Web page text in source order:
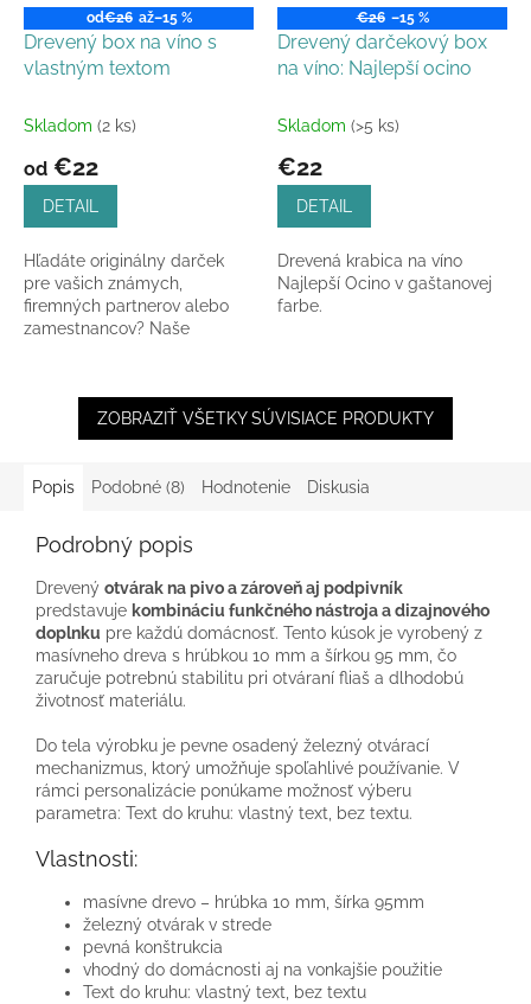
od€26 až–15 %
Drevený box na víno s
vlastným textom
Skladom (2 ks)
od €22
DETAIL
Hľadáte originálny darček
pre vašich známych,
firemných partnerov alebo
zamestnancov? Naše
€26 –15 %
Drevený darčekový box
na víno: Najlepší ocino
Skladom (>5 ks)
€22
DETAIL
Drevená krabica na víno
Najlepší Ocino v gaštanovej
farbe.
ZOBRAZIŤ VŠETKY SÚVISIACE PRODUKTY
Popis Podobné (8) Hodnotenie Diskusia
Podrobný popis
Drevený otvárak na pivo a zároveň aj podpivník
predstavuje kombináciu funkčného nástroja a dizajnového
doplnku pre každú domácnosť. Tento kúsok je vyrobený z
masívneho dreva s hrúbkou 10 mm a šírkou 95 mm, čo
zaručuje potrebnú stabilitu pri otváraní fliaš a dlhodobú
životnosť materiálu.
Do tela výrobku je pevne osadený železný otvárací
mechanizmus, ktorý umožňuje spoľahlivé používanie. V
rámci personalizácie ponúkame možnosť výberu
parametra: Text do kruhu: vlastný text, bez textu.
Vlastnosti:
masívne drevo – hrúbka 10 mm, šírka 95mm
železný otvárak v strede
pevná konštrukcia
vhodný do domácnosti aj na vonkajšie použitie
Text do kruhu: vlastný text, bez textu